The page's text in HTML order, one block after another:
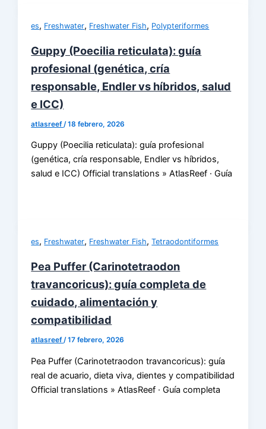
es, Freshwater, Freshwater Fish, Polypteriformes
Guppy (Poecilia reticulata): guía
profesional (genética, cría
responsable, Endler vs híbridos, salud
e ICC)
atlasreef /18 febrero, 2026
Guppy (Poecilia reticulata): guía profesional
(genética, cría responsable, Endler vs híbridos,
salud e ICC) Official translations » AtlasReef · Guía
es, Freshwater, Freshwater Fish,Tetraodontiformes
Pea Puffer (Carinotetraodon
travancoricus): guía completa de
cuidado, alimentación y
compatibilidad
atlasreef/17 febrero, 2026
Pea Puffer (Carinotetraodon travancoricus): guía
real de acuario, dieta viva, dientes y compatibilidad
Official translations » AtlasReef · Guía completa